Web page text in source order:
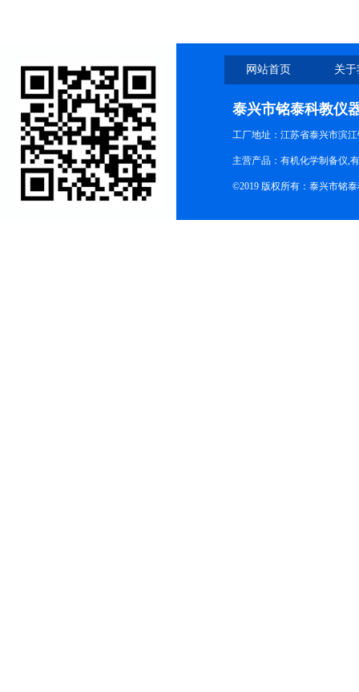
网站首页 关
泰兴市铭泰科教仪
工厂地址：江苏省泰兴市滨
主营产品：有机化学制备仪,
©2019 版权所有：泰兴市铭